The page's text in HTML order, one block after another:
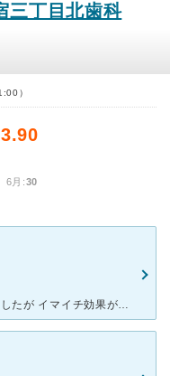
三丁目北歯科
）
3.90
月:30
他のホワイドニングサロンに通っていましたが イマイチ効果が感じられなく、こちらに試しに来てみました。 ネットから予約して行ったのですが待ち時間もなく スムーズに席まで通されました。 わ